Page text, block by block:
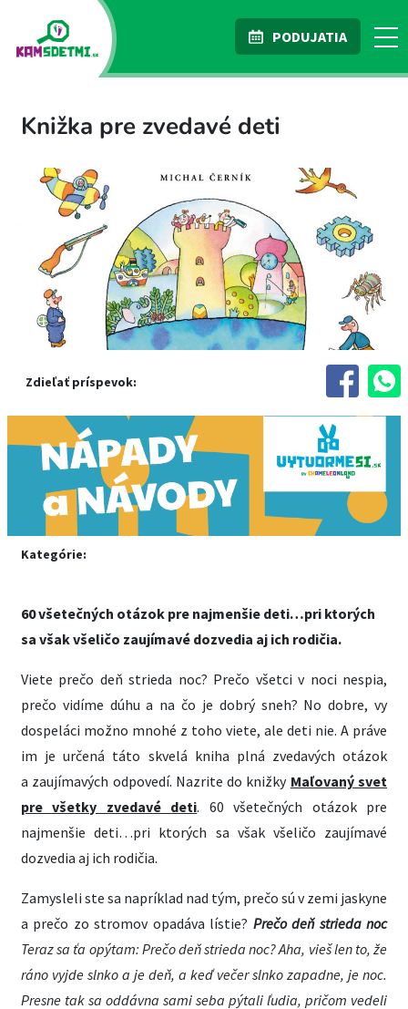
PODUJATIA
Knižka pre zvedavé deti
Zdieľať príspevok:
Kategórie:
60 všetečných otázok pre najmenšie deti…pri ktorých
sa však všeličo zaujímavé dozvedia aj ich rodičia.
Viete prečo deň strieda noc? Prečo všetci v noci nespia,
prečo vidíme dúhu a na čo je dobrý sneh? No dobre, vy
dospeláci možno mnohé z toho viete, ale deti nie. A práve
im je určená táto skvelá kniha plná zvedavých otázok
a zaujímavých odpovedí. Nazrite do knižky Maľovaný svet
pre všetky zvedavé deti. 60 všetečných otázok pre
najmenšie deti…pri ktorých sa však všeličo zaujímavé
dozvedia aj ich rodičia.
Zamysleli ste sa napríklad nad tým, prečo sú v zemi jaskyne
a prečo zo stromov opadáva lístie? Prečo deň strieda noc
Teraz sa ťa opýtam: Prečo deň strieda noc? Aha, vieš len to, že
ráno vyjde slnko a je deň, a keď večer slnko zapadne, je noc.
Presne tak sa oddávna sami seba pýtali ľudia, pričom vedeli